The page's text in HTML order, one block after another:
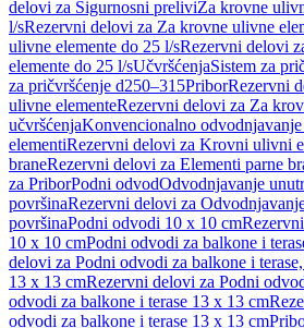
delovi za Sigurnosni preliviZa krovne
l/sRezervni delovi za Za krovne ulivne
ulivne elemente do 25 l/sRezervni delovi
elemente do 25 l/sUčvršćenjaSistem za
za pričvršćenje d250–315PriborRezervni
ulivne elementeRezervni delovi za Za
učvršćenjaKonvencionalno
elementiRezervni delovi za Krovni ulivni
braneRezervni delovi za Elementi parne
za PriborPodni odvodOdvodnjavanje
površinaRezervni delovi za
površinaPodni odvodi 10 x 10 cm
10 x 10 cmPodni odvodi za balkone i
delovi za Podni odvodi za balkone i
13 x 13 cmRezervni delovi za Podni
odvodi za balkone i terase 13 x 13 cm
odvodi za balkone i terase 13 x 13 cm